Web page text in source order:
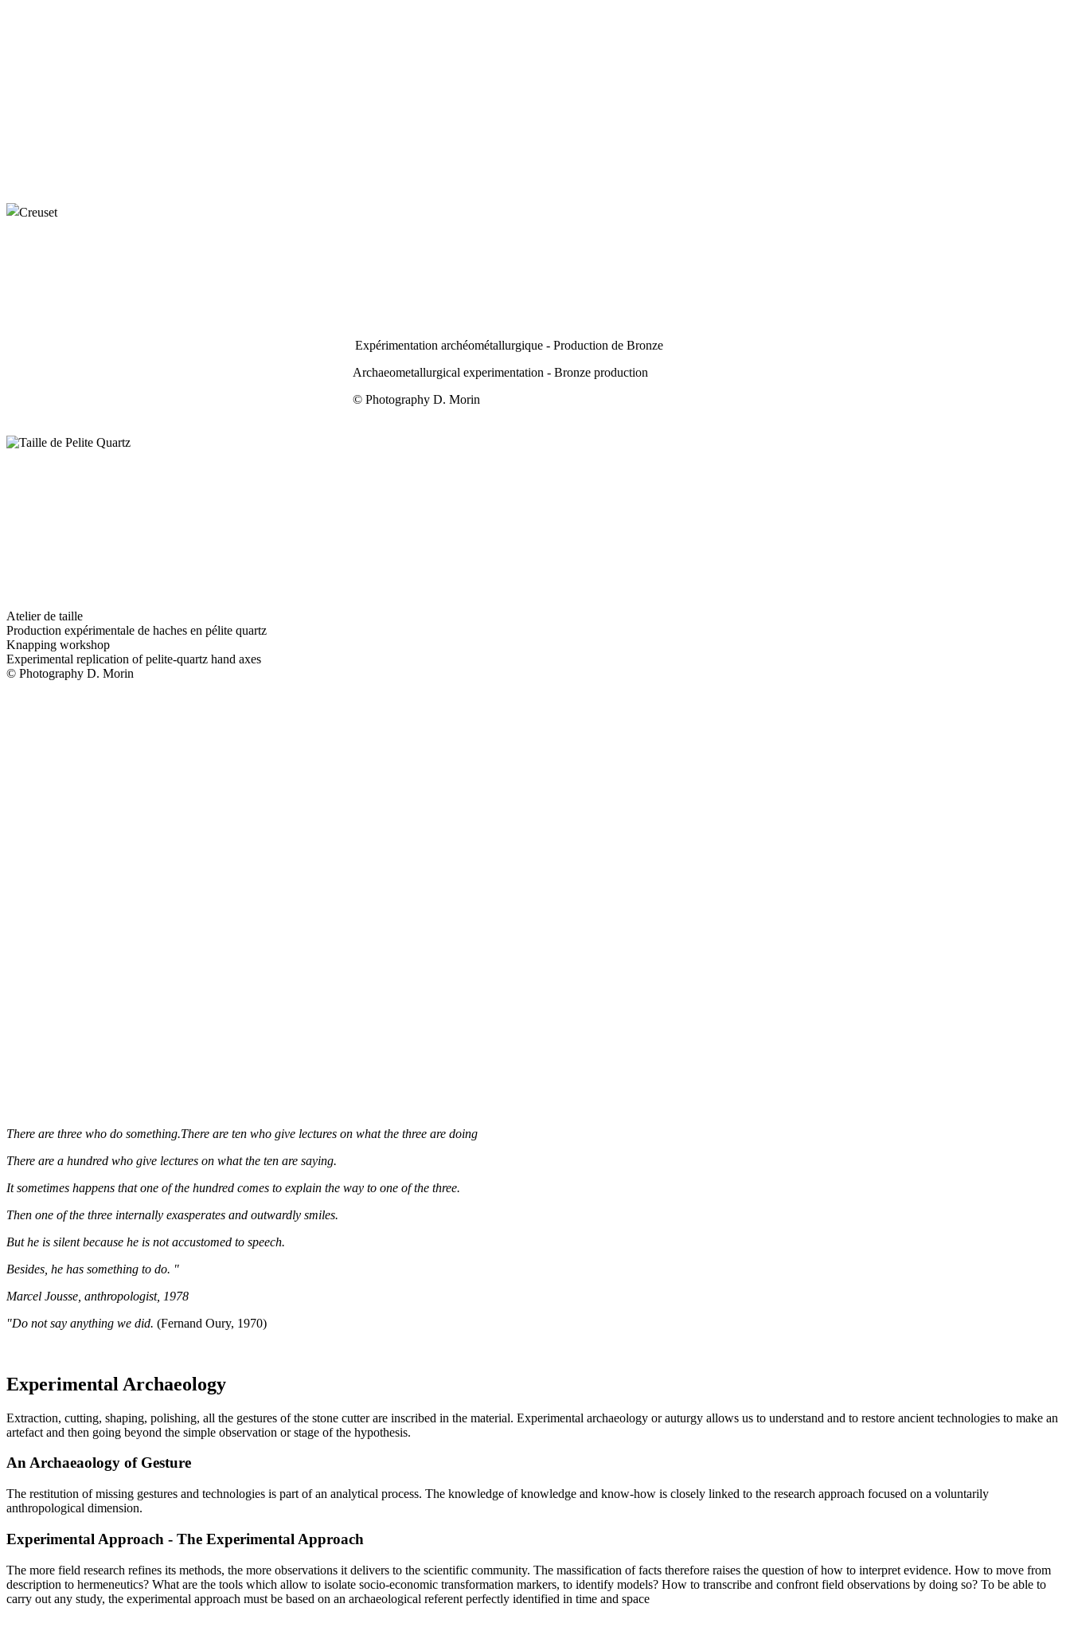
Expérimentation archéométallurgique - Production de Bronze
Archaeometallurgical experimentation - Bronze production
© Photography D. Morin
Atelier de taille
Production expérimentale de haches en pélite quartz
Knapping workshop
Experimental replication of pelite-quartz hand axes
© Photography D. Morin
There are three who do something.There are ten who give lectures on what the three are doing
There are a hundred who give lectures on what the ten are saying.
It sometimes happens that one of the hundred comes to explain the way to one of the three.
Then one of the three internally exasperates and outwardly smiles.
But he is silent because he is not accustomed to speech.
Besides, he has something to do. "
Marcel Jousse, anthropologist, 1978
"Do not say anything we did. (Fernand Oury, 1970)
Experimental Archaeology
Extraction, cutting, shaping, polishing, all the gestures of the stone cutter are inscribed in the material. Experimental archaeology or auturgy allows us to understand and to restore ancient technologies to make an
artefact and then going beyond the simple observation or stage of the hypothesis.
An Archaeaology of Gesture
The restitution of missing gestures and technologies is part of an analytical process. The knowledge of knowledge and know-how is closely linked to the research approach focused on a voluntarily
anthropological dimension.
Experimental Approach - The Experimental Approach
The more field research refines its methods, the more observations it delivers to the scientific community. The massification of facts therefore raises the question of how to interpret evidence. How to move from
description to hermeneutics? What are the tools which allow to isolate socio-economic transformation markers, to identify models? How to transcribe and confront field observations by doing so? To be able to
carry out any study, the experimental approach must be based on an archaeological referent perfectly identified in time and space